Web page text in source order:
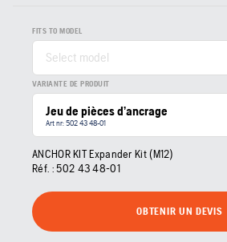
FITS TO MODEL
Select model
VARIANTE DE PRODUIT
Jeu de pièces d’ancrage
Art nr: 502 43 48‑01
ANCHOR KIT Expander Kit (M12)
Réf. : 502 43 48‑01
OBTENIR UN DEVIS